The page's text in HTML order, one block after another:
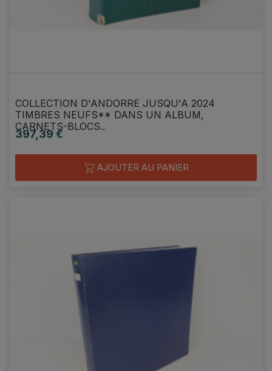
COLLECTION D'ANDORRE JUSQU'A 2024
TIMBRES NEUFS** DANS UN ALBUM,
CARNETS-BLOCS..
Prix
397,39 €
AJOUTER AU PANIER